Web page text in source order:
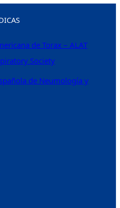
de Torax – ALAT
Society
de Neumología y